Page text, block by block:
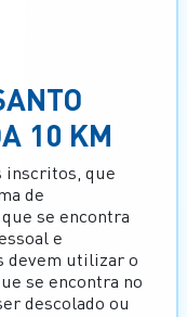
10 KM
inscritos, que
de
que se encontra
e
devem utilizar o
se encontra no
descolado ou